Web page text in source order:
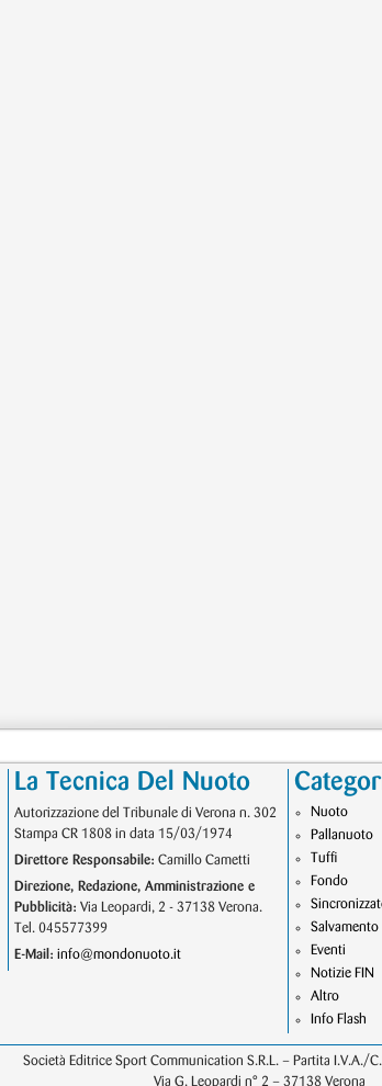
La Tecnica Del Nuoto
Autorizzazione del Tribunale di Verona n. 302
Stampa CR 1808 in data 15/03/1974
Direttore Responsabile: Camillo Cametti
Direzione, Redazione, Amministrazione e
Pubblicità: Via Leopardi, 2 - 37138 Verona.
Tel. 045577399
E-Mail: info@mondonuoto.it
Nuoto
Pallanuoto
Tuffi
Fondo
Salvamento
Eventi
Notizie FIN
Altro
Info Flash
Società Editrice Sport Communication S.R.L. – Partita I.V.A./
Via G. Leopardi n° 2 – 37138 Verona